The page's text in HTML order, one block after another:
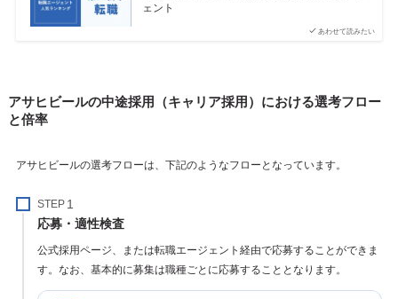
あわせて読みたい
ェント
アサヒビールの中途採用（キャリア採用）における選考フロー
と倍率
アサヒビールの選考フローは、下記のようなフローとなっています。
STEP
応募・適性検査
公式採用ページ、または転職エージェント経由で応募することができま
す。なお、基本的に募集は職種ごとに応募することとなります。